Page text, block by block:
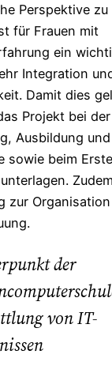
Perspektive zu
für Frauen mit
ein
Integration
Damit dies
Projekt bei der
Ausbildung und
sowie beim
zur
der
von IT-